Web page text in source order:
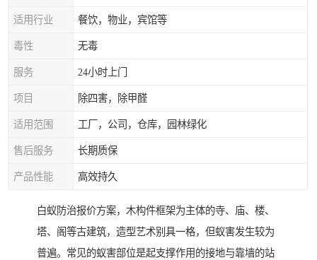
适用行业 餐饮，物业，宾馆等
毒性 无毒
服务 24小时上门
项目 除四害，除甲醛
适用范围 工厂，公司，仓库，园林绿化
售后服务 长期质保
产品性能 高效持久
白蚁防治报价方案，木构件框架为主体的寺、庙、楼、
塔、阁等古建筑，造型艺术别具一格，但蚁害发生较为
普遍。常见的蚁害部位是起支撑作用的接地与靠墙的站